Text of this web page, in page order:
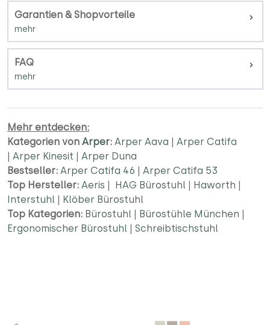
Garantien & Shopvorteile
FAQ
Mehr entdecken:
Kategorien von Arper: Arper Aava | Arper Catifa
| Arper Kinesit | Arper Duna
Bestseller: Arper Catifa 46 | Arper Catifa 53
Top Hersteller: Aeris | HAG Bürostuhl | Haworth |
Interstuhl | Klöber Bürostuhl
Top Kategorien: Bürostuhl | Bürostühle München |
Ergonomischer Bürostuhl | Schreibtischstuhl